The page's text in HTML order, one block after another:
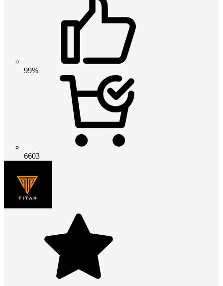
99%
6603